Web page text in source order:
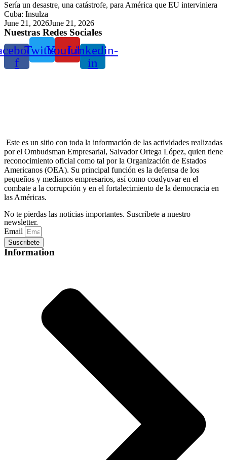
Sería un desastre, una catástrofe, para América que EU interviniera
Cuba: Insulza
Posted
on
June 21, 2026June 21, 2026
Nuestras Redes Sociales
f
TwitterYoutubeLinkedin-
in
Este es un sitio con toda la información de las actividades realizadas
por el Ombudsman Empresarial, Salvador Ortega López, quien tiene
reconocimiento oficial como tal por la Organización de Estados
Americanos (OEA). Su principal función es la defensa de los
pequeños y medianos empresarios, así como coadyuvar en el
combate a la corrupción y en el fortalecimiento de la democracia en
las Américas.
No te pierdas las noticias importantes. Suscribete a nuestro
newsletter.
Email
Suscribete
Information